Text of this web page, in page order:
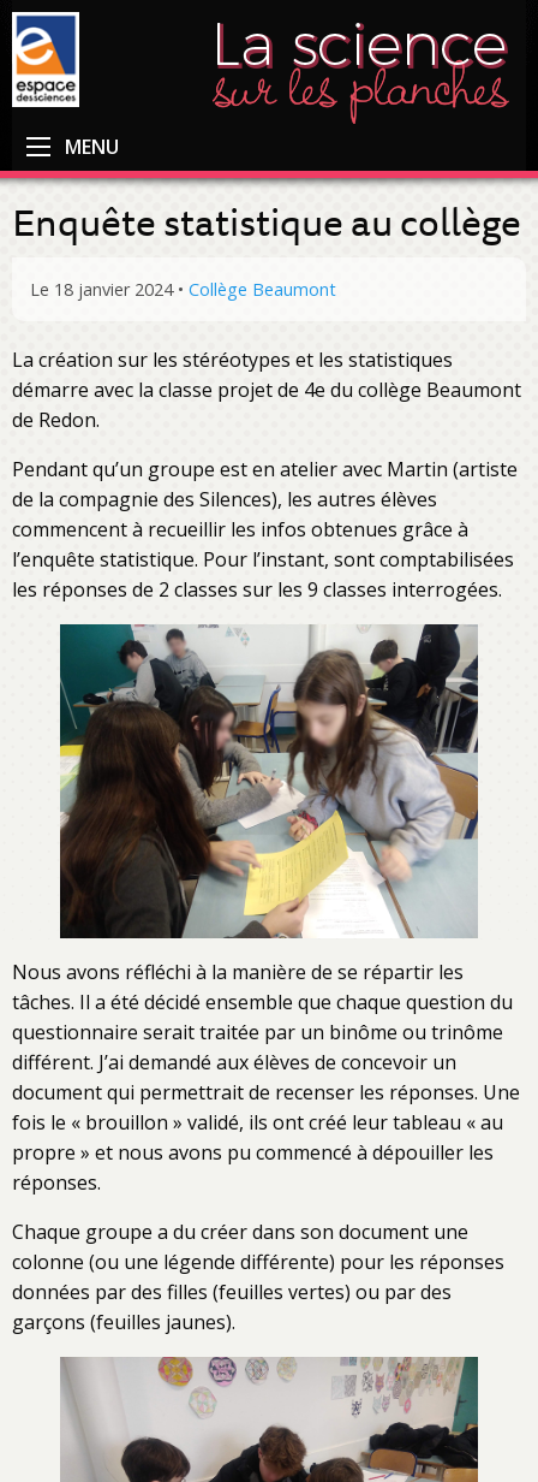
MENU
Enquête statistique au collège
Le 18 janvier 2024 • Collège Beaumont
La création sur les stéréotypes et les statistiques
démarre avec la classe projet de 4e du collège Beaumont
de Redon.
Pendant qu’un groupe est en atelier avec Martin (artiste
de la compagnie des Silences), les autres élèves
commencent à recueillir les infos obtenues grâce à
l’enquête statistique. Pour l’instant, sont comptabilisées
les réponses de 2 classes sur les 9 classes interrogées.
Nous avons réfléchi à la manière de se répartir les
tâches. Il a été décidé ensemble que chaque question du
questionnaire serait traitée par un binôme ou trinôme
différent. J’ai demandé aux élèves de concevoir un
document qui permettrait de recenser les réponses. Une
fois le « brouillon » validé, ils ont créé leur tableau « au
propre » et nous avons pu commencé à dépouiller les
réponses.
Chaque groupe a du créer dans son document une
colonne (ou une légende différente) pour les réponses
données par des filles (feuilles vertes) ou par des
garçons (feuilles jaunes).